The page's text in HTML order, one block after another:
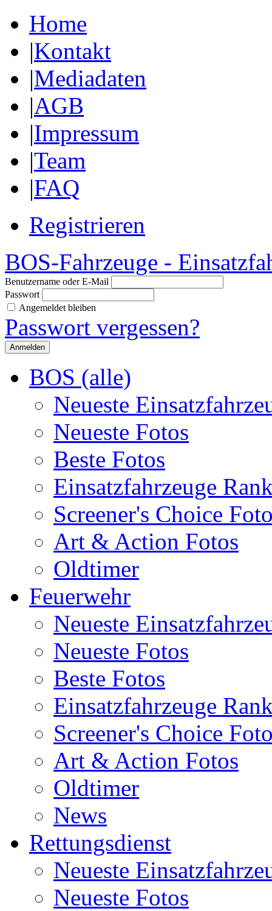
Home
|Kontakt
|Mediadaten
|AGB
|Impressum
|Team
|FAQ
Registrieren
BOS-Fahrzeuge -
Benutzername oder E-Mail
Passwort
Angemeldet bleiben
Passwort vergessen?
BOS (alle)
Neueste
Neueste Fotos
Beste Fotos
Einsatzfahrzeuge
Screener's Choice
Art & Action Fotos
Oldtimer
Feuerwehr
Neueste
Neueste Fotos
Beste Fotos
Einsatzfahrzeuge
Screener's Choice
Art & Action Fotos
Oldtimer
News
Rettungsdienst
Neueste
Neueste Fotos